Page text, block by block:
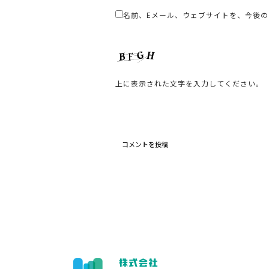
名前、Eメール、ウェブサイトを、今後
上に表示された文字を入力してください。